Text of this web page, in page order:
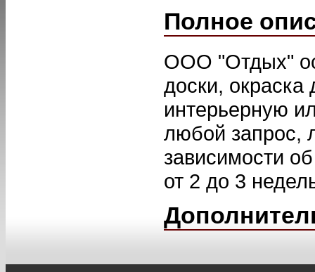
Полное
ООО "Отдых"
доски,
интерьерную
любой запрос,
зависимости
от 2 до 3